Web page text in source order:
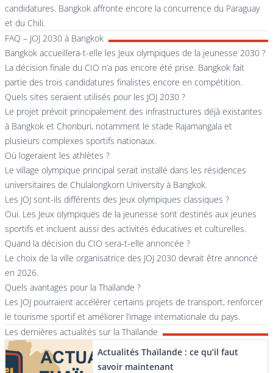
candidatures. Bangkok affronte encore la concurrence du Paraguay
et du Chili.
FAQ – JOJ 2030 à Bangkok
Bangkok accueillera-t-elle les Jeux olympiques de la jeunesse 2030 ?
La décision finale du CIO n’a pas encore été prise. Bangkok fait
partie des trois candidatures finalistes encore en compétition.
Quels sites seraient utilisés pour les JOJ 2030 ?
Le projet prévoit principalement des infrastructures déjà existantes
à Bangkok et Chonburi, notamment le stade Rajamangala et
plusieurs complexes sportifs nationaux.
Où logeraient les athlètes ?
Le village olympique principal serait installé dans les résidences
universitaires de Chulalongkorn University à Bangkok.
Les JOJ sont-ils différents des Jeux olympiques classiques ?
Oui. Les Jeux olympiques de la jeunesse sont destinés aux jeunes
sportifs et incluent aussi des activités éducatives et culturelles.
Quand la décision du CIO sera-t-elle annoncée ?
Le choix de la ville organisatrice des JOJ 2030 devrait être annoncé
en 2026.
Quels avantages pour la Thaïlande ?
Les JOJ pourraient accélérer certains projets de transport, renforcer
le tourisme sportif et améliorer l’image internationale du pays.
Les dernières actualités sur la Thaïlande
Actualités Thaïlande : ce qu’il faut
savoir maintenant